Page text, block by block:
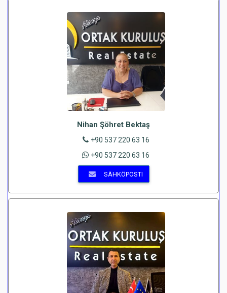
Nihan Şöhret Bektaş
+90 537 220 63 16
+90 537 220 63 16
SÄHKÖPOSTI